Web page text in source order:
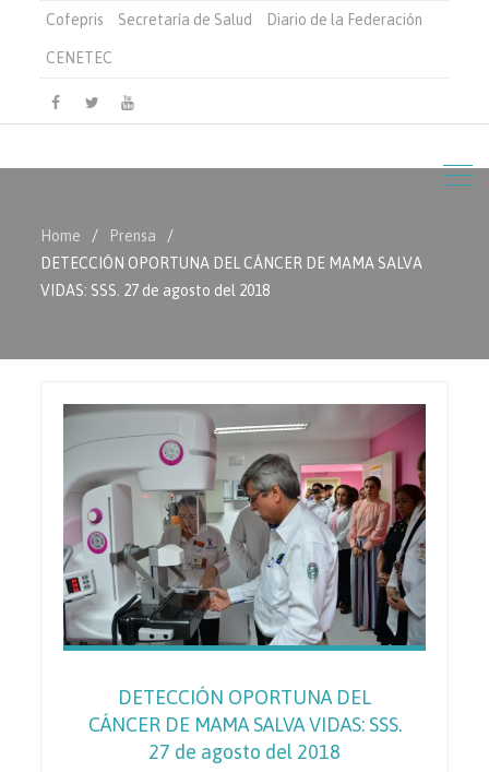
Cofepris Secretaría de Salud Diario de la Federación
CENETEC
Facebook
TwitterYoutube
Home
Prensa
DETECCIÓN OPORTUNA DEL CÁNCER DE MAMA SALVA
VIDAS: SSS. 27 de agosto del 2018
DETECCIÓN OPORTUNA DEL
CÁNCER DE MAMA SALVA VIDAS: SSS.
27 de agosto del 2018